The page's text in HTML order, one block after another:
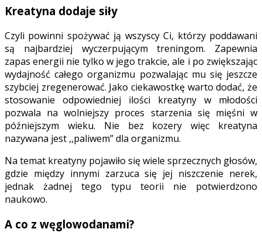
Kreatyna dodaje siły
Czyli powinni spożywać ją wszyscy Ci, którzy poddawani
są najbardziej wyczerpującym treningom. Zapewnia
zapas energii nie tylko w jego trakcie, ale i po zwiększając
wydajność całego organizmu pozwalając mu się jeszcze
szybciej zregenerować. Jako ciekawostkę warto dodać, że
stosowanie odpowiedniej ilości kreatyny w młodości
pozwala na wolniejszy proces starzenia się mięśni w
późniejszym wieku. Nie bez kozery więc kreatyna
nazywana jest ,,paliwem” dla organizmu.
Na temat kreatyny pojawiło się wiele sprzecznych głosów,
gdzie między innymi zarzuca się jej niszczenie nerek,
jednak żadnej tego typu teorii nie potwierdzono
naukowo.
A co z węglowodanami?